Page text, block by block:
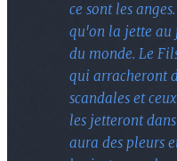
ce sont les
qu'on la jette au
du monde. Le
qui arracheront
scandales et
les jetteront
aura des pleurs